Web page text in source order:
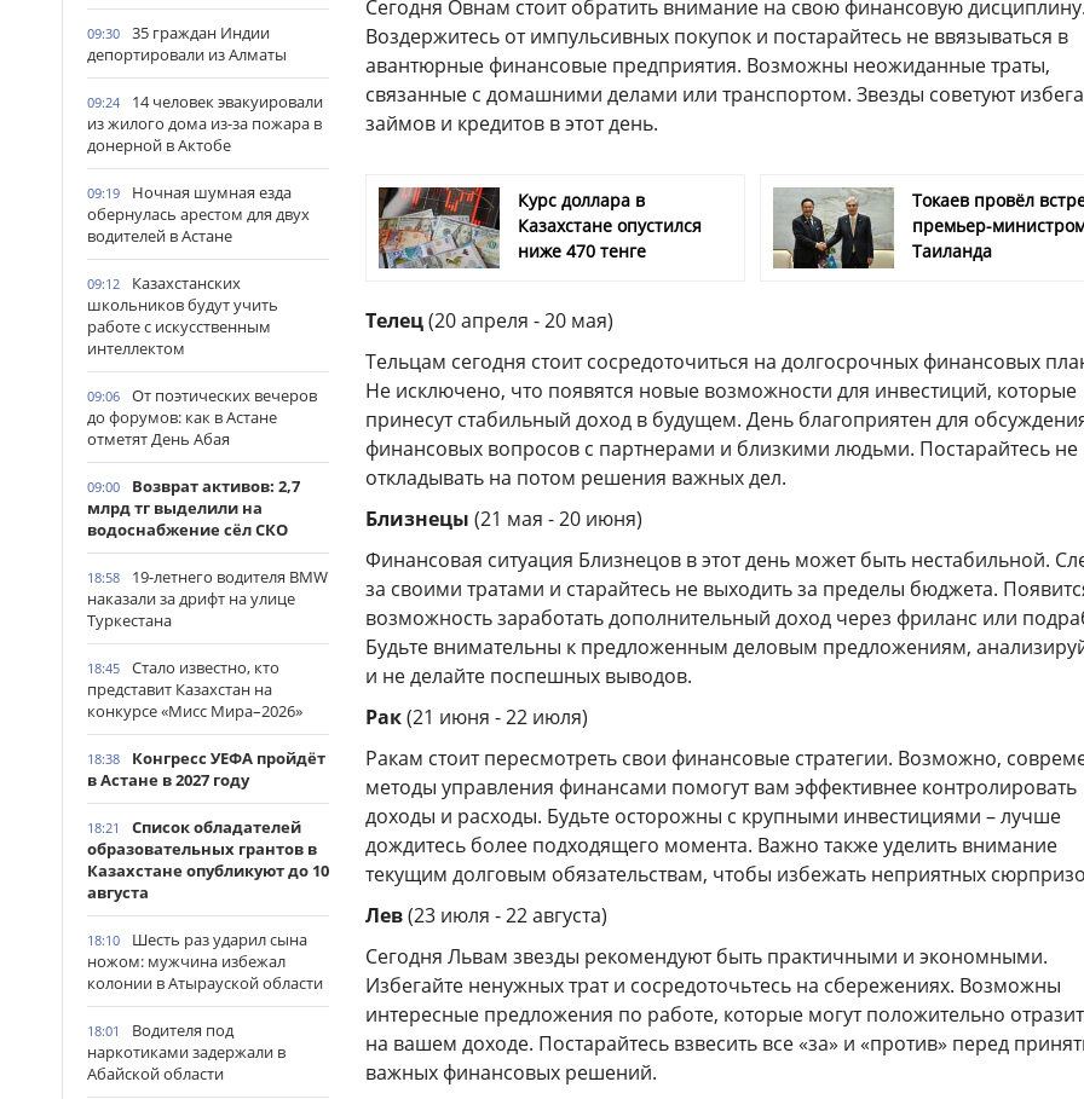
09:30
35 граждан Индии
депортировали из Алматы
09:24
14 человек эвакуировали
из жилого дома из-за пожара в
донерной в Актобе
09:19
Ночная шумная езда
обернулась арестом для двух
водителей в Астане
09:12
Казахстанских
школьников будут учить
работе с искусственным
интеллектом
09:06
От поэтических вечеров
до форумов: как в Астане
отметят День Абая
09:00
Возврат активов: 2,7
млрд тг выделили на
водоснабжение сёл СКО
18:58
19-летнего водителя BMW
наказали за дрифт на улице
Туркестана
18:45
Стало известно, кто
представит Казахстан на
конкурсе «Мисс Мира–2026»
18:38
Конгресс УЕФА пройдёт
в Астане в 2027 году
18:21
Список обладателей
образовательных грантов в
Казахстане опубликуют до 10
августа
18:10
Шесть раз ударил сына
ножом: мужчина избежал
колонии в Атырауской области
18:01
Водителя под
наркотиками задержали в
Абайской области
Сегодня Овнам стоит обратить внимание на свою финансовую дисциплину.
Воздержитесь от импульсивных покупок и постарайтесь не ввязываться в
авантюрные финансовые предприятия. Возможны неожиданные траты,
связанные с домашними делами или транспортом. Звезды советуют
займов и кредитов в этот день.
Курс доллара в
Казахстане опустился
ниже 470 тенге
Токаев провёл
премьер-
Таиланда
Телец(20 апреля - 20 мая)
Тельцам сегодня стоит сосредоточиться на долгосрочных финансовых
Не исключено, что появятся новые возможности для инвестиций, которые
принесут стабильный доход в будущем. День благоприятен для
финансовых вопросов с партнерами и близкими людьми. Постарайтесь не
откладывать на потом решения важных дел.
Близнецы (21 мая - 20 июня)
Финансовая ситуация Близнецов в этот день может быть нестабильной.
за своими тратами и старайтесь не выходить за пределы бюджета.
возможность заработать дополнительный доход через фриланс или
Будьте внимательны к предложенным деловым предложениям,
и не делайте поспешных выводов.
Рак(21 июня - 22 июля)
Ракам стоит пересмотреть свои финансовые стратегии. Возможно,
методы управления финансами помогут вам эффективнее контролировать
доходы и расходы. Будьте осторожны с крупными инвестициями – лучше
дождитесь более подходящего момента. Важно также уделить внимание
текущим долговым обязательствам, чтобы избежать неприятных
Лев(23 июля - 22 августа)
Сегодня Львам звезды рекомендуют быть практичными и экономными.
Избегайте ненужных трат и сосредоточьтесь на сбережениях. Возможны
интересные предложения по работе, которые могут положительно
на вашем доходе. Постарайтесь взвесить все «за» и «против» перед
важных финансовых решений.